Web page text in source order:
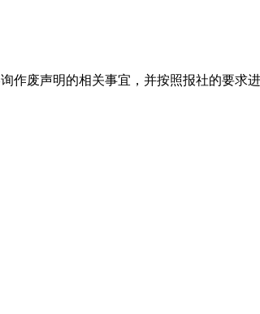
作废声明的相关事宜，并按照报社的要求